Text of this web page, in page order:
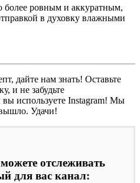
более ровным и аккуратным,
в духовку влажными
дайте нам знать! Оставьте
и не забудьте
используете Instagram! Мы
Удачи!
отслеживать
для вас канал: